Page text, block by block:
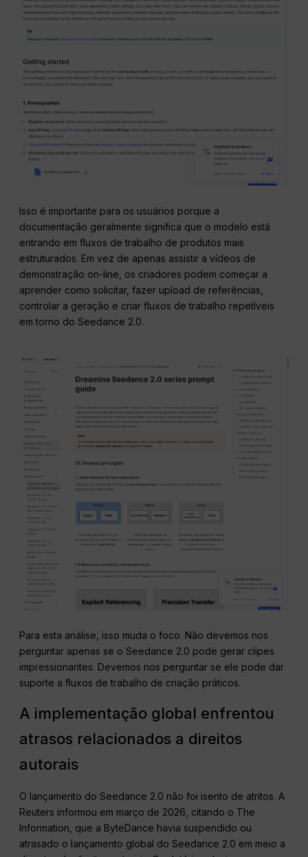
Isso é importante para os usuários porque a
documentação geralmente significa que o modelo está
entrando em fluxos de trabalho de produtos mais
estruturados. Em vez de apenas assistir a vídeos de
demonstração on-line, os criadores podem começar a
aprender como solicitar, fazer upload de referências,
controlar a geração e criar fluxos de trabalho repetíveis
em torno do Seedance 2.0.
Para esta análise, isso muda o foco. Não devemos nos
perguntar apenas se o Seedance 2.0 pode gerar clipes
impressionantes. Devemos nos perguntar se ele pode dar
suporte a fluxos de trabalho de criação práticos.
A implementação global enfrentou
atrasos relacionados a direitos
autorais
O lançamento do Seedance 2.0 não foi isento de atritos. A
Reuters informou em março de 2026, citando o The
Information, que a ByteDance havia suspendido ou
atrasado o lançamento global do Seedance 2.0 em meio a